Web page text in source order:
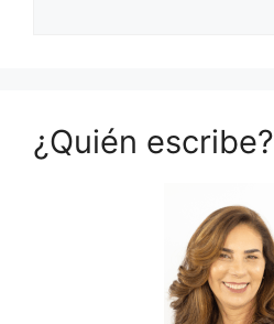
¿Quién escribe?